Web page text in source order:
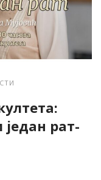
рат-